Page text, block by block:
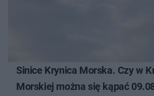
Sinice Krynica Morska. Czy w
Morskiej można się kąpać